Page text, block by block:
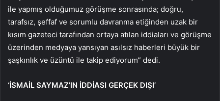
ile yapmış olduğumuz görüşme sonrasında; doğru,
tarafsız, şeffaf ve sorumlu davranma etiğinden uzak bir
kısım gazeteci tarafından ortaya atılan iddiaları ve görüşme
üzerinden medyaya yansıyan asılsız haberleri büyük bir
şaşkınlık ve üzüntü ile takip ediyorum” dedi.
‘İSMAİL SAYMAZ’IN İDDİASI GERÇEK DIŞI’